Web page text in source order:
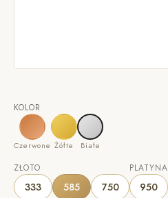
KOLOR
Czerwone Żółte Białe
ZŁOTO
333 585 750
PLATYNA
950